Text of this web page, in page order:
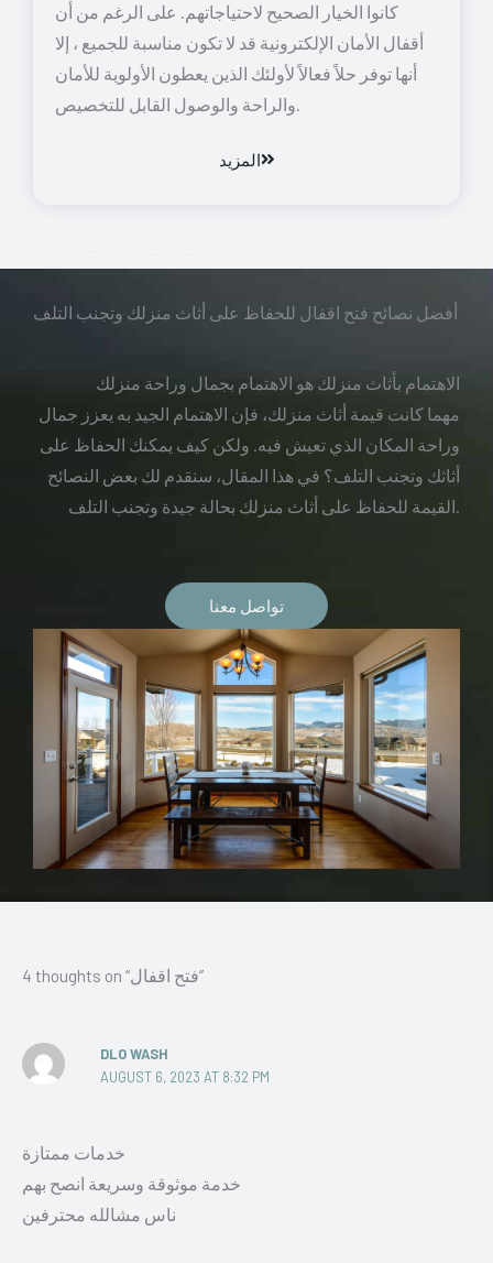
كانوا الخيار الصحيح لاحتياجاتهم. على الرغم من أن
أقفال الأمان الإلكترونية قد لا تكون مناسبة للجميع ، إلا
أنها توفر حلاً فعالاً لأولئك الذين يعطون الأولوية للأمان
والراحة والوصول القابل للتخصيص.
المزيد
أفضل نصائح فتح اقفال للحفاظ على أثاث منزلك وتجنب التلف
الاهتمام بأثاث منزلك هو الاهتمام بجمال وراحة منزلك
مهما كانت قيمة أثاث منزلك، فإن الاهتمام الجيد به يعزز جمال
وراحة المكان الذي تعيش فيه. ولكن كيف يمكنك الحفاظ على
أثاثك وتجنب التلف؟ في هذا المقال، سنقدم لك بعض النصائح
القيمة للحفاظ على أثاث منزلك بحالة جيدة وتجنب التلف.
تواصل معنا
4 thoughts on “فتح اقفال”
DLO WASH
AUGUST 6, 2023 AT 8:32 PM
خدمات ممتازة
خدمة موثوقة وسريعة انصح بهم
ناس مشالله محترفين